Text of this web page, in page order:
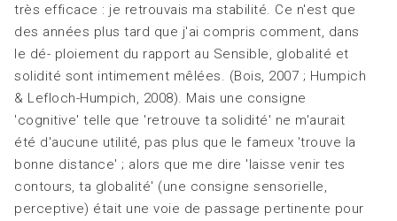
très efficace : je retrouvais ma stabilité. Ce n'est que
des années plus tard que j'ai compris comment, dans
le dé- ploiement du rapport au Sensible, globalité et
solidité sont intimement mêlées. (Bois, 2007 ; Humpich
& Lefloch-Humpich, 2008). Mais une consigne
'cognitive' telle que 'retrouve ta solidité' ne m'aurait
été d'aucune utilité, pas plus que le fameux 'trouve la
bonne distance' ; alors que me dire 'laisse venir tes
contours, ta globalité' (une consigne sensorielle,
perceptive) était une voie de passage pertinente pour